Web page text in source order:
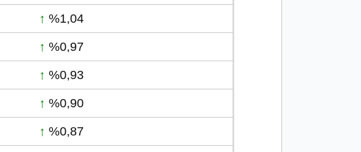
↑ %1,04
↑ %0,97
↑ %0,93
↑ %0,90
↑ %0,87